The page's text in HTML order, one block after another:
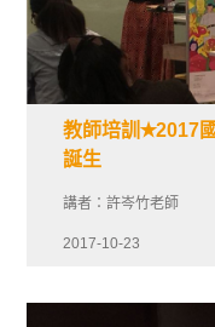
教師培訓✭2017
誕生
講者：許岑竹老師
2017-10-23